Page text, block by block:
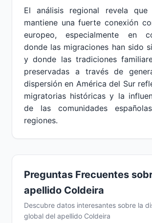
El análisis regional revela
mantiene una fuerte conexión
europeo, especialmente en
donde las migraciones han sido
y donde las tradiciones
preservadas a través de
dispersión en América del Sur
migratorias históricas y la
de las comunidades
regiones.
Preguntas Frecuentes
apellido Coldeira
Descubre datos interesantes sobre la
global del apellido Coldeira